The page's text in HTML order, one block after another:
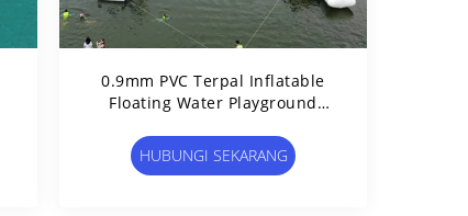
0.9mm PVC Terpal Inflatable
Floating Water Playground
HUBUNGI SEKARANG